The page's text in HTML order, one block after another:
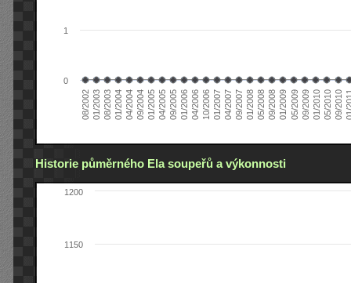
08/200201/200308/200301/200404/200409/200401/200504/200509/200501/200604/200610/200601/200704/200709/200701/200805/200809/200801/200905/200909/200901/201005/201009/2010
0
1
Historie půměrného Ela soupeřů a výkonnosti
1150
1200